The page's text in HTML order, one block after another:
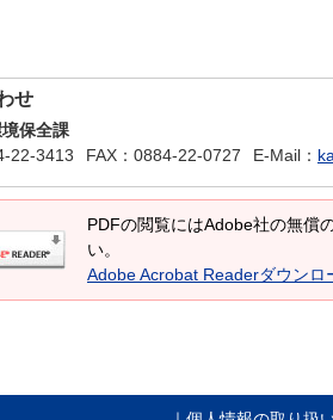
せ
保全課
22-3413 FAX ：0884-22-0727 E-Mail ：
PDFの閲覧にはAdobe社の無償
い。
Adobe Acrobat Readerダウンロ